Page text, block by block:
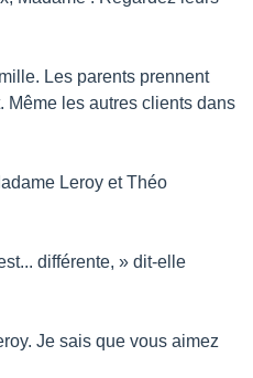
Les parents prennent
Même les autres clients dans
Leroy et Théo
différente, » dit-elle
Je sais que vous aimez